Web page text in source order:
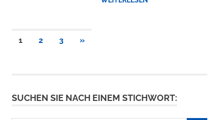
Seitennummerierung
1 2 3
NÄCHSTE
»
SUCHEN SIE NACH EINEM STICHWORT: